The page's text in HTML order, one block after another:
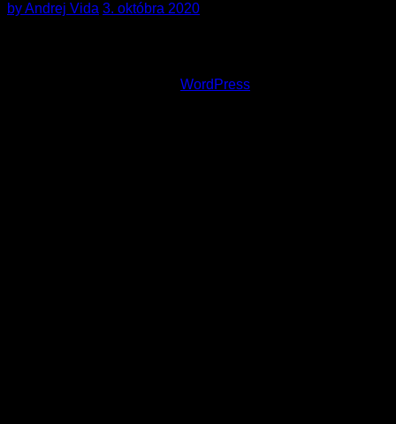
byAndrej Vida 3. októbra 2020
WordPress